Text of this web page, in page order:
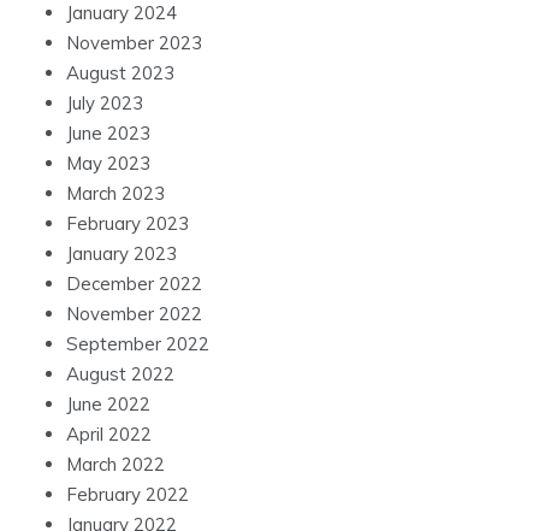
January 2024
November 2023
August 2023
July 2023
June 2023
May 2023
March 2023
February 2023
January 2023
December 2022
November 2022
September 2022
August 2022
June 2022
April 2022
March 2022
February 2022
January 2022